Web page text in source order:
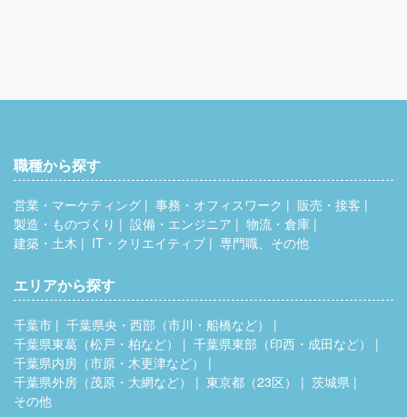
職種から探す
営業・マーケティング 事務・オフィスワーク
販売・接客
製造・ものづくり
設備・エンジニア
物流・倉庫
建築・土木
IT・クリエイティブ 専門職、その他
エリアから探す
千葉市
千葉県央・西部（市川・船橋など）
千葉県東葛（松戸・柏など）
千葉県東部（印西・成田など）
千葉県内房（市原・木更津など）
千葉県外房（茂原・大網など）
東京都（23区）
茨城県
その他